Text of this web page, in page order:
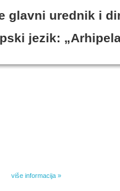
glavni urednik i
jezik:
više informacija »